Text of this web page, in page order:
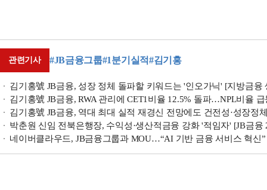
관련기사 #JB금융그룹#1분기실적#김기홍
김기홍號 JB금융, 성장 정체 돌파할 키워드는 '인오가닉' [지방금융
김기홍號 JB금융, RWA 관리에 CET1비율 12.5% 돌파…NPL비율
김기홍號 JB금융, 역대 최대 실적 재경신 전망에도 건전성·성장정
박춘원 신임 전북은행장, 수익성·생산적금융 강화 '적임자' [JB금융
네이버클라우드, JB금융그룹과 MOU…“AI 기반 금융 서비스 혁신”